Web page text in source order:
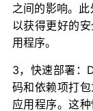
之间的影响。
以获得更好的
用程序。
3，快速部署：
码和依赖项打
应用程序。这